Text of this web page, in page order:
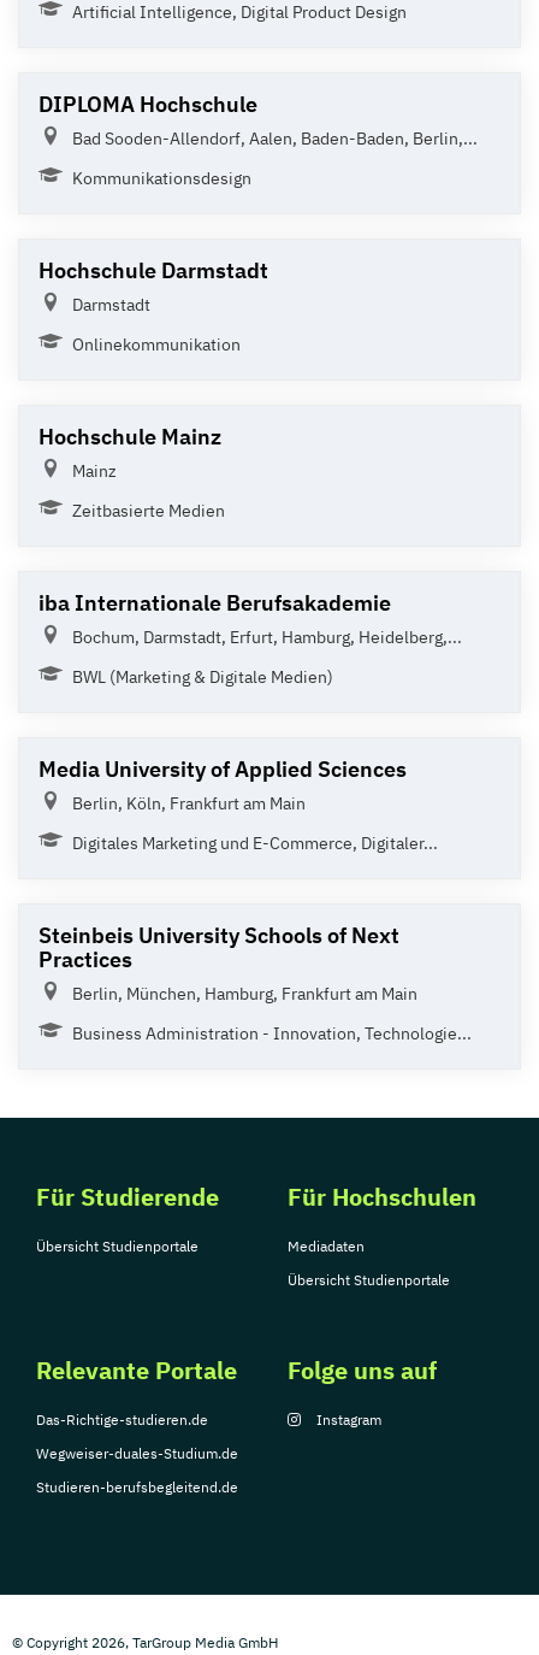
Artificial Intelligence, Digital Product Design
DIPLOMA Hochschule
Bad Sooden-Allendorf, Aalen, Baden-Baden, Berlin,...
Kommunikationsdesign
Hochschule Darmstadt
Darmstadt
Onlinekommunikation
Hochschule Mainz
Mainz
Zeitbasierte Medien
iba Internationale Berufsakademie
Bochum, Darmstadt, Erfurt, Hamburg, Heidelberg,...
BWL (Marketing & Digitale Medien)
Media University of Applied Sciences
Berlin, Köln, Frankfurt am Main
Digitales Marketing und E-Commerce, Digitaler...
Steinbeis University Schools of Next
Practices
Berlin, München, Hamburg, Frankfurt am Main
Business Administration - Innovation, Technologie...
Für Studierende
Übersicht Studienportale
Für Hochschulen
Mediadaten
Übersicht Studienportale
Relevante Portale
Das-Richtige-studieren.de
Wegweiser-duales-Studium.de
Studieren-berufsbegleitend.de
Folge uns auf
Instagram
© Copyright 2026, TarGroup Media GmbH